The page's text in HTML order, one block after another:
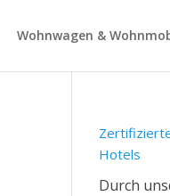
Wohnwagen &
Hotels
Durch